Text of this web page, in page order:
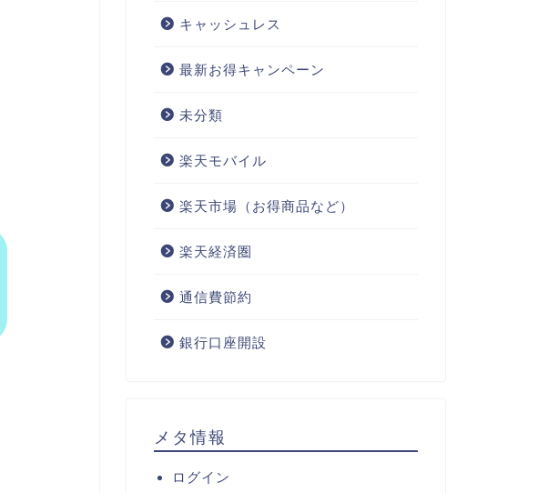
キャッシュレス
最新お得キャンペーン
未分類
楽天モバイル
楽天市場（お得商品など）
楽天経済圏
通信費節約
銀行口座開設
メタ情報
ログイン